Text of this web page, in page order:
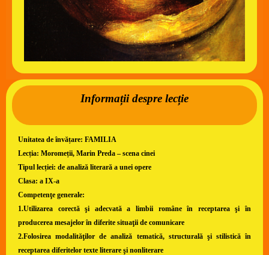
Informații despre lecție
Unitatea de învățare: FAMILIA
Lecția: Moromeții, Marin Preda – scena cinei
Tipul lecției: de analiză literară a unei opere
Clasa: a IX-a
Competenţe generale:
1.Utilizarea corectă şi adecvată a limbii române în receptarea şi în
producerea mesajelor în diferite situaţii de comunicare
2.Folosirea modalităţilor de analiză tematică, structurală şi stilistică în
receptarea diferitelor texte literare şi nonliterare